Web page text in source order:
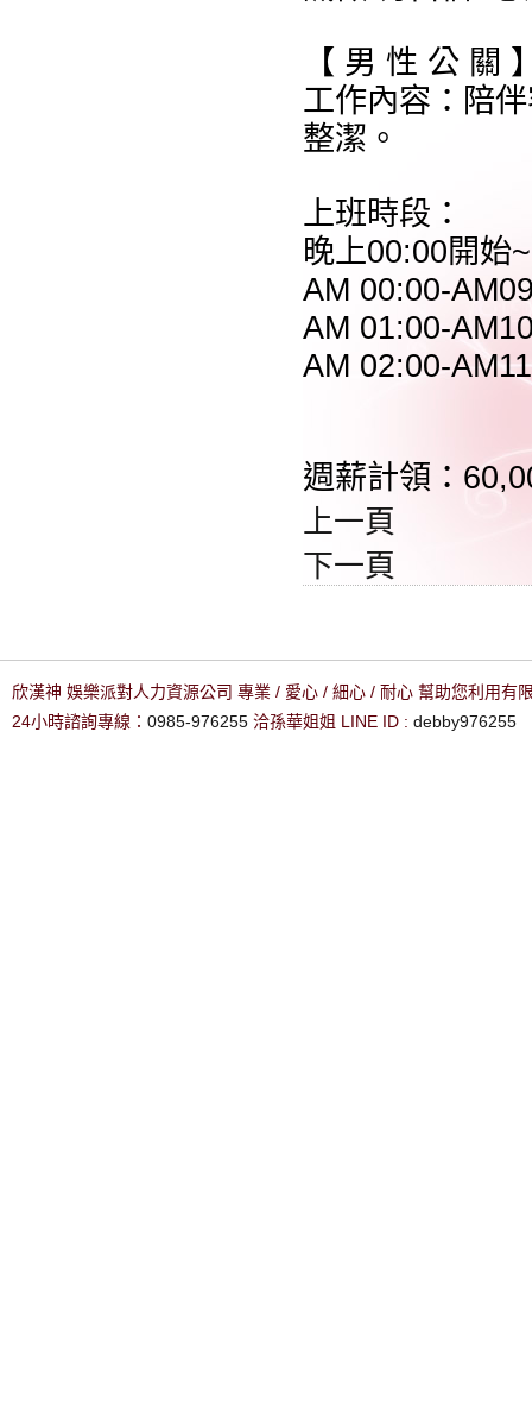
【 男 性 公 關
工作內容：陪
整潔。
上班時段：
晚上00:00開始~
AM 00:00-
AM 01:00-
AM 02:00-
週薪計領：
上一頁
下一頁
欣漢神 娛樂派對人力資源公司 專業 / 愛心 / 細心 / 耐心 幫助您利用有
24小時諮詢專線： 0985-976255 洽孫華姐姐 LINE ID : debby976255